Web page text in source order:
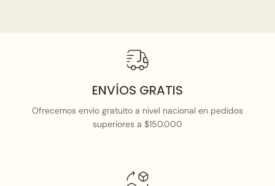
ENVÍOS GRATIS
Ofrecemos envío gratuito a nivel nacional en pedidos
superiores a $150.000